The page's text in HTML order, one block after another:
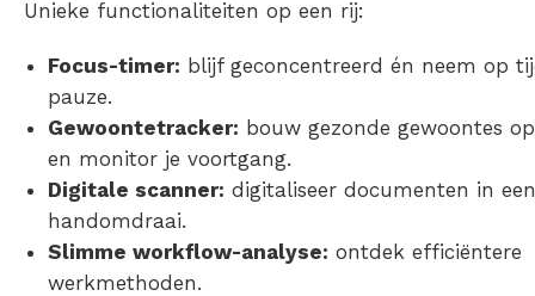
Unieke functionaliteiten op een rij:
Focus-timer: blijf geconcentreerd én neem op
pauze.
Gewoontetracker: bouw gezonde gewoontes op
en monitor je voortgang.
Digitale scanner: digitaliseer documenten in een
handomdraai.
Slimme workflow-analyse: ontdek efficiëntere
werkmethoden.